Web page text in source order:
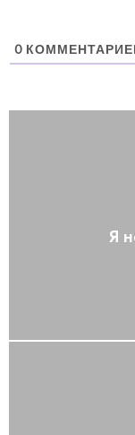
0
Я